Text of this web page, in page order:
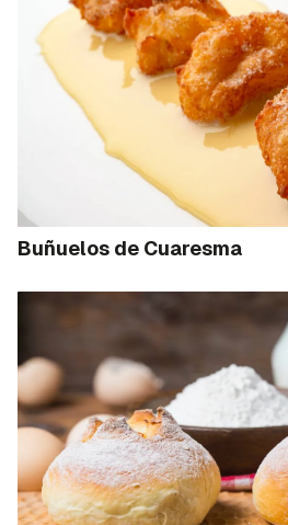
Buñuelos de Cuaresma